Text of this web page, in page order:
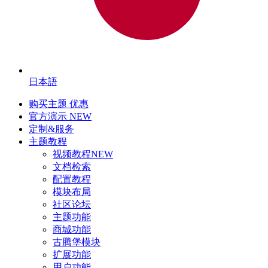
日本語
购买主题 优惠
官方演示 NEW
定制&服务
主题教程
视频教程NEW
文档检索
配置教程
模块布局
社区论坛
主题功能
商城功能
古腾堡模块
扩展功能